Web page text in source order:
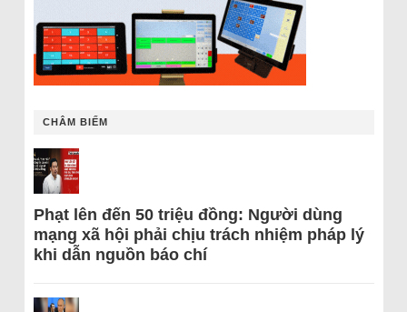
CHÂM BIẾM
Phạt lên đến 50 triệu đồng: Người dùng
mạng xã hội phải chịu trách nhiệm pháp lý
khi dẫn nguồn báo chí